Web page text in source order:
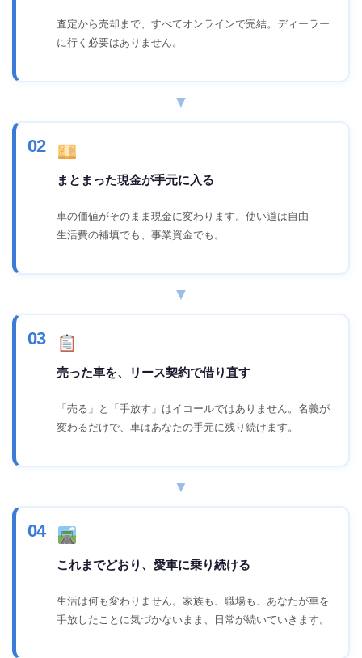
査定から売却まで、すべてオンラインで完結。ディーラー
に行く必要はありません。
▼
02
まとまった現金が手元に入る
車の価値がそのまま現金に変わります。使い道は自由――
生活費の補填でも、事業資金でも。
▼
03
売った車を、リース契約で借り直す
「売る」と「手放す」はイコールではありません。名義が
変わるだけで、車はあなたの手元に残り続けます。
▼
04
これまでどおり、愛車に乗り続ける
生活は何も変わりません。家族も、職場も、あなたが車を
手放したことに気づかないまま、日常が続いていきます。